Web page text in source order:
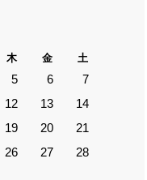
木 金 土
5 6
7
12 13
14
19 20
21
26 27
28